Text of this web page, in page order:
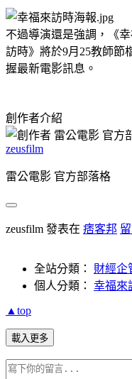
不過導演還是強調，《
訪時》將於9月25教師節
握最新電影訊息。
創作者介紹
zeusfilm
雷公電影 官方部落格
zeusfilm 發表在 痞客邦
全站分類： 財經企
個人分類： 幸福來
▲top
載入更多